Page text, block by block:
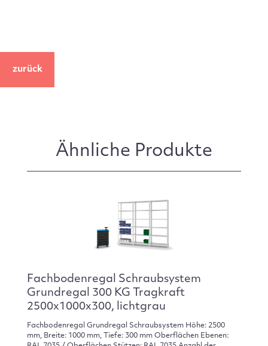
zurück
Ähnliche Produkte
Fachbodenregal Schraubsystem
Grundregal 300 KG Tragkraft
2500x1000x300, lichtgrau
Fachbodenregal Grundregal Schraubsystem Höhe: 2500
mm, Breite: 1000 mm, Tiefe: 300 mm Oberflächen Ebenen: